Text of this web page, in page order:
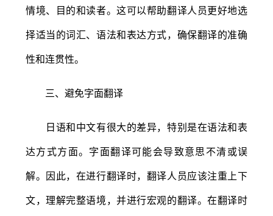
情境、目的和读者。这可以帮助翻译人员更好地选
择适当的词汇、语法和表达方式，确保翻译的准确
性和连贯性。
三、避免字面翻译
日语和中文有很大的差异，特别是在语法和表
达方式方面。字面翻译可能会导致意思不清或误
解。因此，在进行翻译时，翻译人员应该注重上下
文，理解完整语境，并进行宏观的翻译。在翻译时